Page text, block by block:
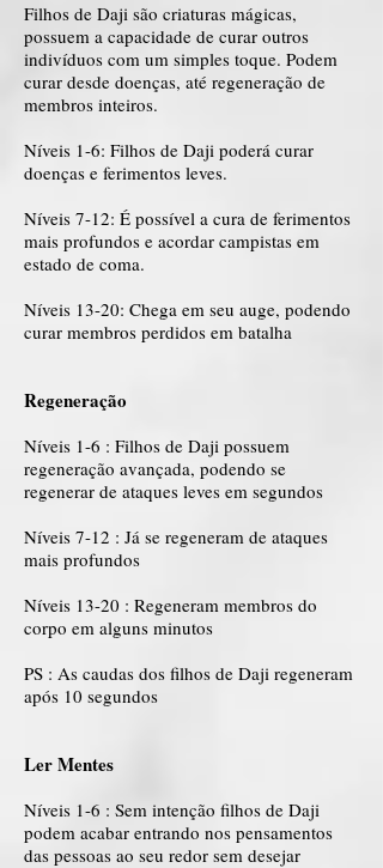
Filhos de Daji são criaturas mágicas,
possuem a capacidade de curar outros
indivíduos com um simples toque. Podem
curar desde doenças, até regeneração de
membros inteiros.
Níveis 1-6: Filhos de Daji poderá curar
doenças e ferimentos leves.
Níveis 7-12: É possível a cura de ferimentos
mais profundos e acordar campistas em
estado de coma.
Níveis 13-20: Chega em seu auge, podendo
curar membros perdidos em batalha
Regeneração
Níveis 1-6 : Filhos de Daji possuem
regeneração avançada, podendo se
regenerar de ataques leves em segundos
Níveis 7-12 : Já se regeneram de ataques
mais profundos
Níveis 13-20 : Regeneram membros do
corpo em alguns minutos
PS : As caudas dos filhos de Daji regeneram
após 10 segundos
Ler Mentes
Níveis 1-6 : Sem intenção filhos de Daji
podem acabar entrando nos pensamentos
das pessoas ao seu redor sem desejar